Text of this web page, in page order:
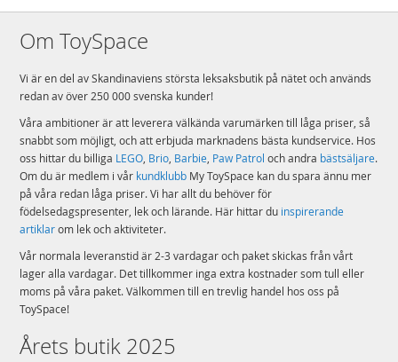
Om ToySpace
Vi är en del av Skandinaviens största leksaksbutik på nätet och används
redan av över 250 000 svenska kunder!
Våra ambitioner är att leverera välkända varumärken till låga priser, så
snabbt som möjligt, och att erbjuda marknadens bästa kundservice. Hos
oss hittar du billiga LEGO, Brio, Barbie, Paw Patrol och andra bästsäljare.
Om du är medlem i vår kundklubb My ToySpace kan du spara ännu mer
på våra redan låga priser. Vi har allt du behöver för
födelsedagspresenter, lek och lärande. Här hittar du inspirerande
artiklarom lek och aktiviteter.
Vår normala leveranstid är 2-3 vardagar och paket skickas från vårt
lager alla vardagar. Det tillkommer inga extra kostnader som tull eller
moms på våra paket. Välkommen till en trevlig handel hos oss på
ToySpace!
Årets butik 2025